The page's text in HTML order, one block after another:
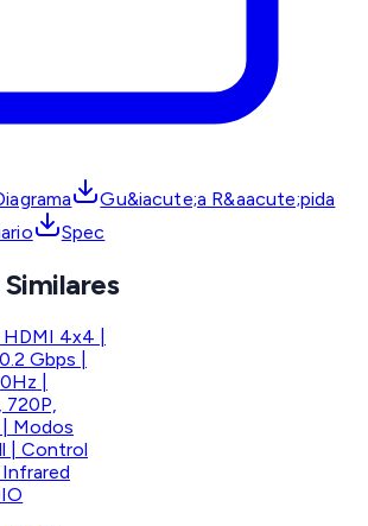
Gu&iacute;a R&aacute;pida
Spec